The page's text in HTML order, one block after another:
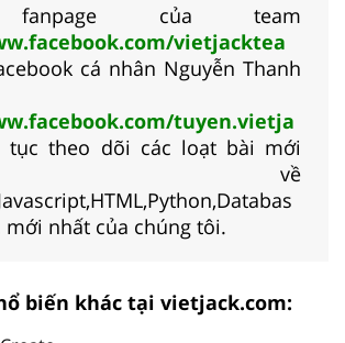
fanpage của team
vietjacktea
cá nhân Nguyễn Thanh
tuyen.vietja
tục theo dõi các loạt bài mới
về
mới nhất của chúng tôi.
biến khác tại vietjack.com: